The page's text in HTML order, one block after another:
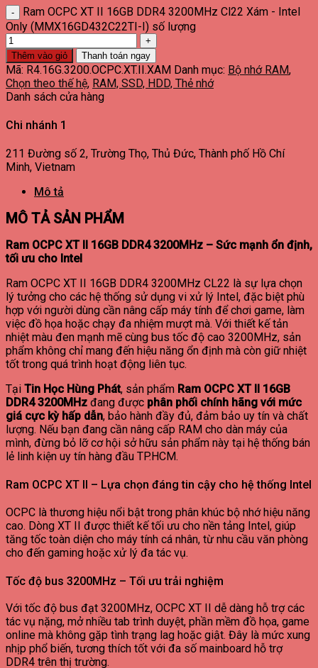
Ram OCPC XT II 16GB DDR4 3200MHz Cl22 Xám - Intel
Only (MMX16GD432C22TI-I) số lượng
Thêm vào giỏ Thanh toán ngay
Mã: R4.16G.3200.OCPC.XT.II.XAM Danh mục: Bộ nhớ RAM,
Chọn theo thế hệ, RAM, SSD, HDD, Thẻ nhớ
Danh sách cửa hàng
Chi nhánh 1
211 Đường số 2, Trường Thọ, Thủ Đức, Thành phố Hồ Chí
Minh, Vietnam
Mô tả
MÔ TẢ SẢN PHẨM
Ram OCPC XT II 16GB DDR4 3200MHz – Sức mạnh ổn định,
tối ưu cho Intel
Ram OCPC XT II 16GB DDR4 3200MHz CL22 là sự lựa chọn
lý tưởng cho các hệ thống sử dụng vi xử lý Intel, đặc biệt phù
hợp với người dùng cần nâng cấp máy tính để chơi game, làm
việc đồ họa hoặc chạy đa nhiệm mượt mà. Với thiết kế tản
nhiệt màu đen mạnh mẽ cùng bus tốc độ cao 3200MHz, sản
phẩm không chỉ mang đến hiệu năng ổn định mà còn giữ nhiệt
tốt trong quá trình hoạt động liên tục.
Tại Tin Học Hùng Phát, sản phẩm Ram OCPC XT II 16GB
DDR4 3200MHz đang được phân phối chính hãng với mức
giá cực kỳ hấp dẫn, bảo hành đầy đủ, đảm bảo uy tín và chất
lượng. Nếu bạn đang cần nâng cấp RAM cho dàn máy của
mình, đừng bỏ lỡ cơ hội sở hữu sản phẩm này tại hệ thống bán
lẻ linh kiện uy tín hàng đầu TP.HCM.
Ram OCPC XT II – Lựa chọn đáng tin cậy cho hệ thống Intel
OCPC là thương hiệu nổi bật trong phân khúc bộ nhớ hiệu năng
cao. Dòng XT II được thiết kế tối ưu cho nền tảng Intel, giúp
tăng tốc toàn diện cho máy tính cá nhân, từ nhu cầu văn phòng
cho đến gaming hoặc xử lý đa tác vụ.
Tốc độ bus 3200MHz – Tối ưu trải nghiệm
Với tốc độ bus đạt 3200MHz, OCPC XT II dễ dàng hỗ trợ các
tác vụ nặng, mở nhiều tab trình duyệt, phần mềm đồ họa, game
online mà không gặp tình trạng lag hoặc giật. Đây là mức xung
nhịp phổ biến, tương thích tốt với đa số mainboard hỗ trợ
DDR4 trên thị trường.